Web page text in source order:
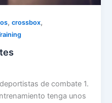
,crossbox,
de combate 1.
tenga unos